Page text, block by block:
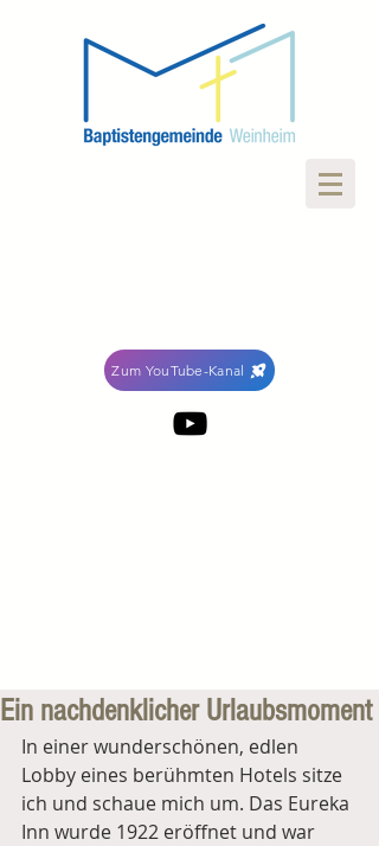
Zum YouTube-Kanal
Ein nachdenklicher Urlaubsmoment
In einer wunderschönen, edlen
Lobby eines berühmten Hotels sitze
ich und schaue mich um. Das Eureka
Inn wurde 1922 eröffnet und war